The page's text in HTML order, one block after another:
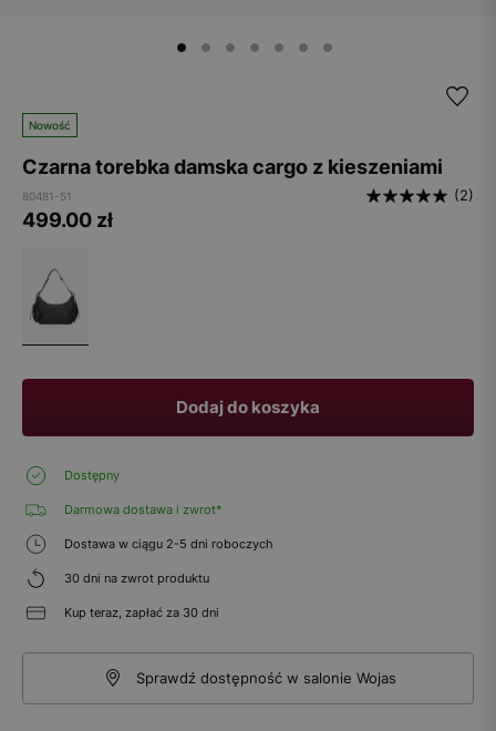
Nowość
Czarna torebka damska cargo z kieszeniami
80481-51 (2)
499.00 zł
Dodaj do koszyka
Dostępny
Darmowa dostawa i zwrot*
Dostawa w ciągu 2-5 dni roboczych
30 dni na zwrot produktu
Kup teraz, zapłać za 30 dni
Sprawdź dostępność w salonie Wojas